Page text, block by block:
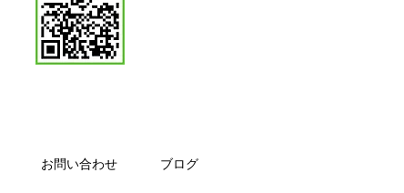
お問い合わせ ブログ